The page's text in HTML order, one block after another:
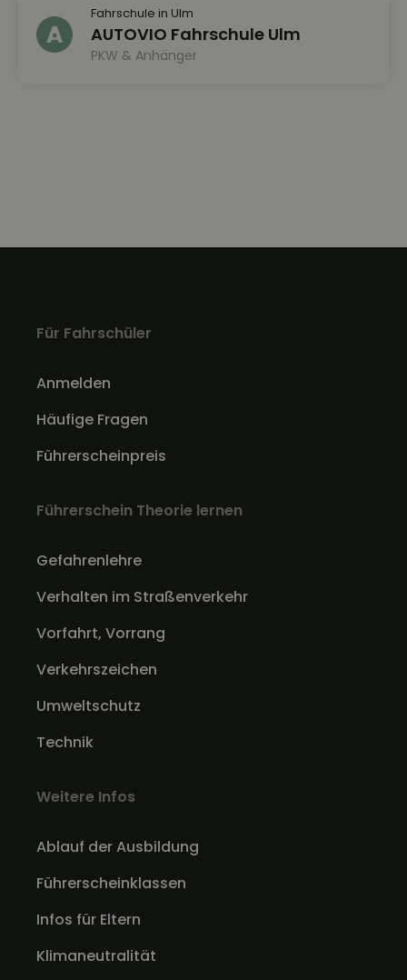
Fahrschule in Ulm
AUTOVIO Fahrschule Ulm
PKW & Anhänger
Für Fahrschüler
Anmelden
Häufige Fragen
Führerscheinpreis
Führerschein Theorie lernen
Gefahrenlehre
Verhalten im Straßenverkehr
Vorfahrt, Vorrang
Verkehrszeichen
Umweltschutz
Technik
Weitere Infos
Ablauf der Ausbildung
Führerscheinklassen
Infos für Eltern
Klimaneutralität